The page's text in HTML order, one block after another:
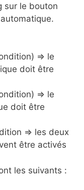
sur le bouton
=> le
doit être
=> le
doit être
=> les deux
être activés
les suivants :